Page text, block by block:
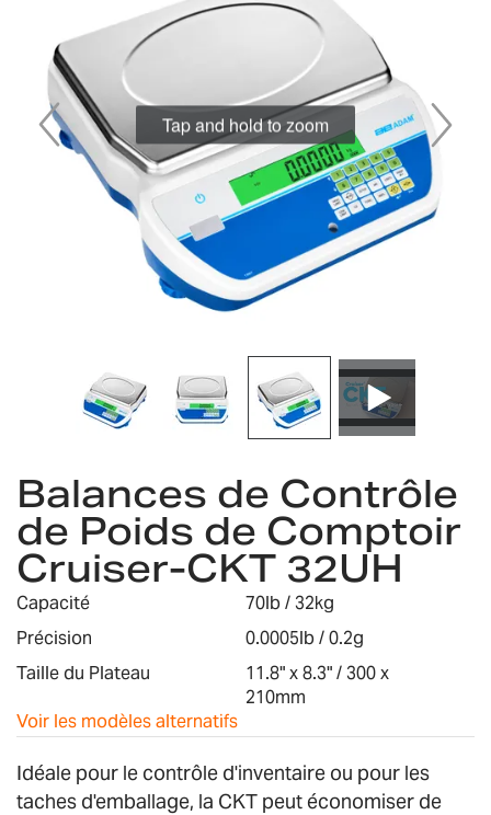
images
gallery
Tap and hold to zoom
to
the
beginning
of
the
images
Balances de Contrôle
de Poids de Comptoir
Cruiser-CKT 32UH
Capacité
70lb / 32kg
Précision
0.0005lb / 0.2g
Taille du Plateau
11.8" x 8.3" / 300 x
210mm
Voir les modèles alternatifs
Idéale pour le contrôle d'inventaire ou pour les
taches d'emballage, la CKT peut économiser de